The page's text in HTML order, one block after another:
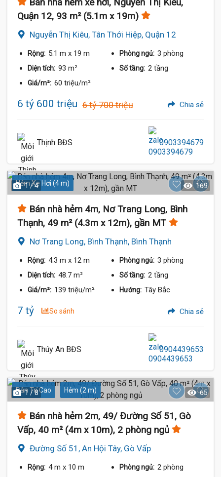
Quận 12, 93 m² (5.1m x 19m)
Nguyễn Thị Kiêu, Tân Thới Hiệp, Quận 12
Rộng: 5.1 m x 19 m Phòng ngủ: 3 phòng
Diện tích: 93 m² Số tầng: 2 tầng
Giá/m²: 60 triệu/m²
6 tỷ 600 triệu 6 tỷ 700 triệu Chia sẻ
Thịnh BĐS 0903394679
Hẻm Xe Hơi (4 m)
1 / 4 169
Bán nhà hẻm 4m, Nơ Trang Long, Bình
Thạnh, 49 m² (4.3m x 12m), gần MT
Nơ Trang Long, Bình Thạnh, Bình Thạnh
Rộng: 4.3 m x 12 m Phòng ngủ: 3 phòng
Diện tích: 48.7 m² Số tầng: 2 tầng
Giá/m²: 139 triệu/m² Hướng: Tây Bắc
7 tỷ So sánh Chia sẻ
Thúy An BĐS 0904439653
Dân Trí Cao Hẻm (2 m)
1 / 8 65
Bán nhà hẻm 2m, 49/ Đường Số 51, Gò
Vấp, 40 m² (4m x 10m), 2 phòng ngủ
Đường Số 51, An Hội Tây, Gò Vấp
Rộng: 4 m x 10 m Phòng ngủ: 2 phòng